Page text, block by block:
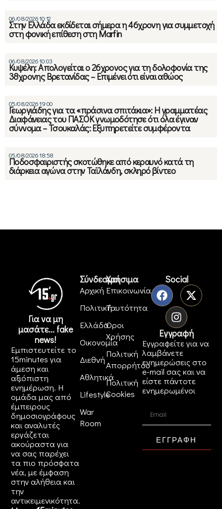
06/08/2026 10:12
Στην Ελλάδα εκδίδεται σήμερα η 46χρονη για συμμετοχή
στη φονική επίθεση στη Marfin
06/08/2026 10:03
Κυψέλη: Απολογείται ο 26χρονος για τη δολοφονία της
38χρονης Βρετανίδας – Επιμένει ότι είναι αθώος
05/08/2026 19:00
Γεωργιάδης για τα «πράσινα σπιτάκια»: Η γραμματέας
Διαφάνειας του ΠΑΣΟΚ γνωμοδότησε ότι όλα έγιναν
σύννομα – Τσουκαλάς: Εξυπηρετείτε συμφέροντα
05/08/2026 18:58
Ποδοσφαιριστής σκοτώθηκε από κεραυνό κατά τη
διάρκεια αγώνα στην Ταϊλάνδη, σκληρό βίντεο
Για να μη
μασάτε... fake
news!
Εμπιστευτείτε το
15minutes για
άμεση και
αξιόπιστη
ενημέρωση. Η
ομάδα μας από
έμπειρους
δημοσιογράφους
και αναλυτές
εργάζεται
ακούραστα για
να σας παρέχει
τα πιο πρόσφατα
νέα, με έμφαση
στην αλήθεια και
την
αντικειμενικότητα.
Σύνδεσμοι
Αρχική
Πολιτική
Ελλάδα
Οικονομία
Διεθνή
Αθλητικά
Lifestyle
War
Room
Χρήσιμα
Επικοινωνία
Ταυτότητα
Όροι
Χρήσης
Πολιτική
Απορρήτου
Πολιτική
Cookies
Social
Εγγραφή
Εγγραφείτε για να
λαμβάνετε
ενημερώσεις στο
e-mail σας και να
είστε πάντοτε
ενημερωμένοι
ΕΓΓΡΑΦΗ